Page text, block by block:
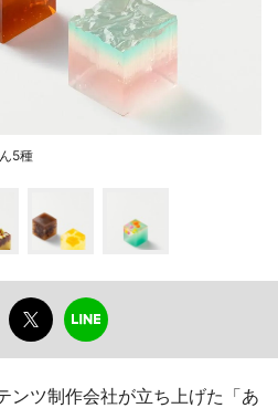
5種
ツ制作会社が立ち上げた「あ